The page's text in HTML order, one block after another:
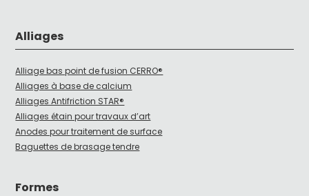
Alliages
Alliage bas point de fusion CERRO®
Alliages à base de calcium
Alliages Antifriction STAR®
Alliages étain pour travaux d’art
Anodes pour traitement de surface
Baguettes de brasage tendre
Formes